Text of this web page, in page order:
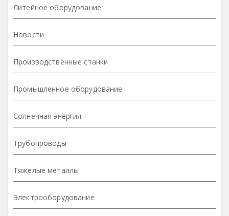
Литейное оборудование
Новости
Производственные станки
Промышленное оборудование
Солнечная энергия
Трубопроводы
Тяжелые металлы
Электрооборудование